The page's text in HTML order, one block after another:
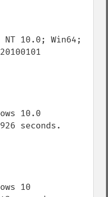
10.0; Win64;
10.0
seconds.
10